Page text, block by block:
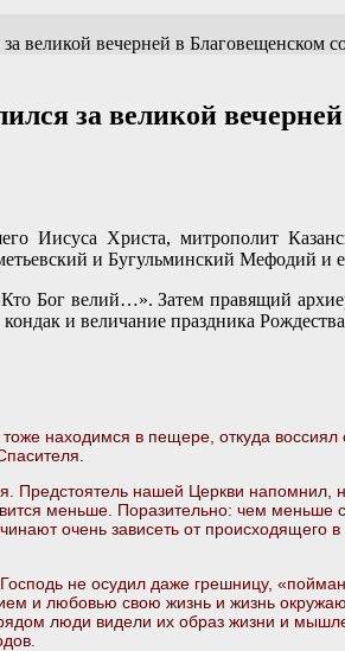
вечерней в Благовещенском
за великой
Иисуса Христа, митрополит
и Бугульминский Мефодий
Бог велий…». Затем правящий
и величание праздника
находимся в пещере, откуда
нашей Церкви напомнил,
меньше. Поразительно: чем меньше
очень зависеть от происходящего
не осудил даже грешницу,
и любовью свою жизнь и жизнь
люди видели их образ жизни и